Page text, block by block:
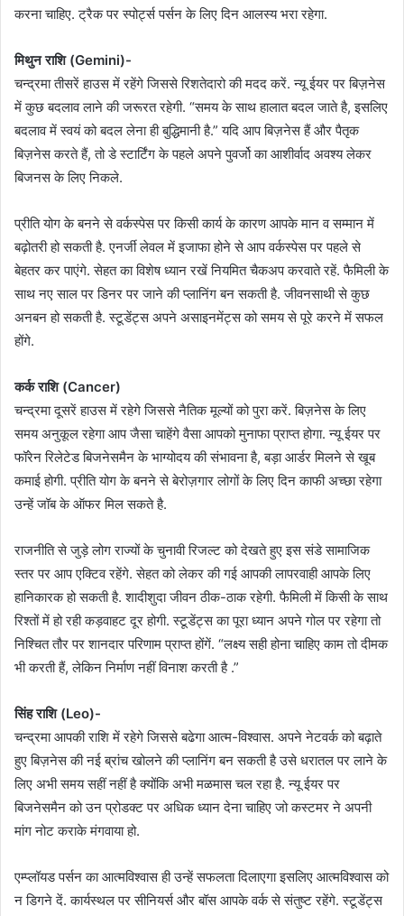
करना चाहिए. ट्रैक पर स्पोर्ट्स पर्सन के लिए दिन आलस्य भरा रहेगा.
मिथुन राशि (Gemini)-
चन्द्रमा तीसरें हाउस में रहेंगे जिससे रिशतेदारो की मदद करें. न्यू ईयर पर बिज़नेस
में कुछ बदलाव लाने की जरूरत रहेगी. “समय के साथ हालात बदल जाते है, इसलिए
बदलाव में स्वयं को बदल लेना ही बुद्धिमानी है.” यदि आप बिज़नेस हैं और पैतृक
बिज़नेस करते हैं, तो डे स्टार्टिंग के पहले अपने पुवर्जो का आशीर्वाद अवश्य लेकर
बिजनस के लिए निकले.
प्रीति योग के बनने से वर्कस्पेस पर किसी कार्य के कारण आपके मान व सम्मान में
बढ़ोतरी हो सकती है. एनर्जी लेवल में इजाफा होने से आप वर्कस्पेस पर पहले से
बेहतर कर पाएंगे. सेहत का विशेष ध्यान रखें नियमित चैकअप करवाते रहें. फैमिली के
साथ नए साल पर डिनर पर जाने की प्लानिंग बन सकती है. जीवनसाथी से कुछ
अनबन हो सकती है. स्टूडेंट्स अपने असाइनमेंट्स को समय से पूरे करने में सफल
होंगे.
कर्क राशि (Cancer)
चन्द्रमा दूसरें हाउस में रहेगे जिससे नैतिक मूल्यों को पुरा करें. बिज़नेस के लिए
समय अनुकूल रहेगा आप जैसा चाहेंगे वैसा आपको मुनाफा प्राप्त होगा. न्यू ईयर पर
फॉरेन रिलेटेड बिजनेसमैन के भाग्योदय की संभावना है, बड़ा आर्डर मिलने से खूब
कमाई होगी. प्रीति योग के बनने से बेरोज़गार लोगों के लिए दिन काफी अच्छा रहेगा
उन्हें जॉब के ऑफर मिल सकते है.
राजनीति से जुड़े लोग राज्यों के चुनावी रिजल्ट को देखते हुए इस संडे सामाजिक
स्तर पर आप एक्टिव रहेंगे. सेहत को लेकर की गई आपकी लापरवाही आपके लिए
हानिकारक हो सकती है. शादीशुदा जीवन ठीक-ठाक रहेगी. फैमिली में किसी के साथ
रिश्तों में हो रही कड़वाहट दूर होगी. स्टूडेंट्स का पूरा ध्यान अपने गोल पर रहेगा तो
निश्चित तौर पर शानदार परिणाम प्राप्त होंगें. “लक्ष्य सही होना चाहिए काम तो दीमक
भी करती हैं, लेकिन निर्माण नहीं विनाश करती है .”
सिंह राशि (Leo)-
चन्द्रमा आपकी राशि में रहेगे जिससे बढेगा आत्म-विश्वास. अपने नेटवर्क को बढ़ाते
हुए बिज़नेस की नई ब्रांच खोलने की प्लानिंग बन सकती है उसे धरातल पर लाने के
लिए अभी समय सहीं नहीं है क्योंकि अभी मळमास चल रहा है. न्यू ईयर पर
बिजनेसमैन को उन प्रोडक्ट पर अधिक ध्यान देना चाहिए जो कस्टमर ने अपनी
मांग नोट कराके मंगवाया हो.
एम्प्लॉयड पर्सन का आत्मविश्वास ही उन्हें सफलता दिलाएगा इसलिए आत्मविश्वास को
न डिगने दें. कार्यस्थल पर सीनियर्स और बॉस आपके वर्क से संतुष्ट रहेंगे. स्टूडेंट्स